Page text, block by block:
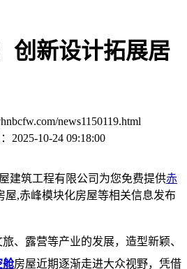
创新设计拓展居
news1150119.html
2025-10-24 09:18:00
建筑工程有限公司为您免费提供赤
屋,赤峰模块化房屋等相关信息发布
、露营等产业的发展，造型新颖、
舱房屋近期逐渐走进大众视野，凭借